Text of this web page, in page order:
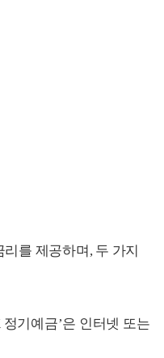
를 제공하며, 두 가지
기예금’은 인터넷 또는